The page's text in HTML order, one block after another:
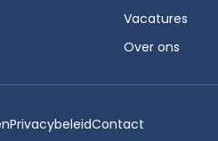
Vacatures
Over ons
PrivacybeleidContact